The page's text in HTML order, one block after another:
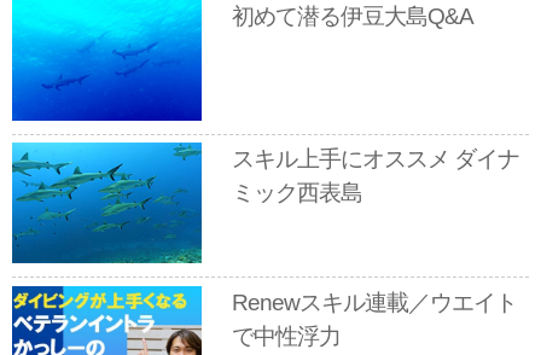
初めて潜る伊豆大島Q&A
スキル上手にオススメ ダイナ
ミック西表島
Renewスキル連載／ウエイト
で中性浮力